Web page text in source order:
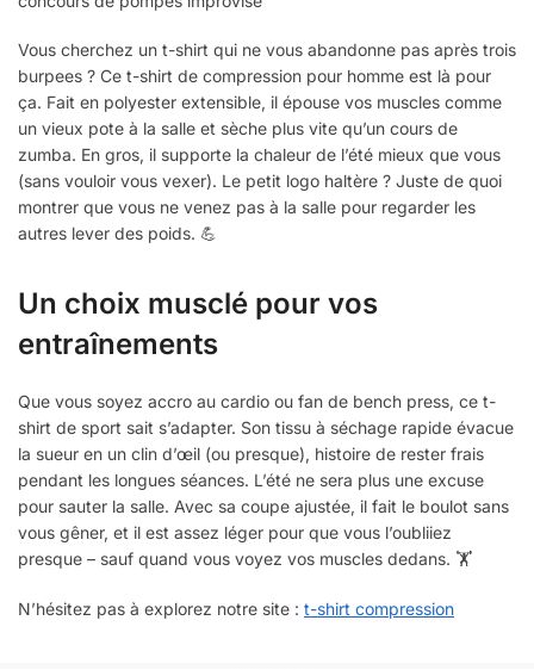
Vous cherchez un t-shirt qui ne vous abandonne pas après trois
burpees ? Ce t-shirt de compression pour homme est là pour
ça. Fait en polyester extensible, il épouse vos muscles comme
un vieux pote à la salle et sèche plus vite qu’un cours de
zumba. En gros, il supporte la chaleur de l’été mieux que vous
(sans vouloir vous vexer). Le petit logo haltère ? Juste de quoi
montrer que vous ne venez pas à la salle pour regarder les
autres lever des poids. 💪
Un choix musclé pour vos
entraînements
Que vous soyez accro au cardio ou fan de bench press, ce t-
shirt de sport sait s’adapter. Son tissu à séchage rapide évacue
la sueur en un clin d’œil (ou presque), histoire de rester frais
pendant les longues séances. L’été ne sera plus une excuse
pour sauter la salle. Avec sa coupe ajustée, il fait le boulot sans
vous gêner, et il est assez léger pour que vous l’oubliiez
presque – sauf quand vous voyez vos muscles dedans. 🏋️
N’hésitez pas à explorez notre site : t-shirt compression